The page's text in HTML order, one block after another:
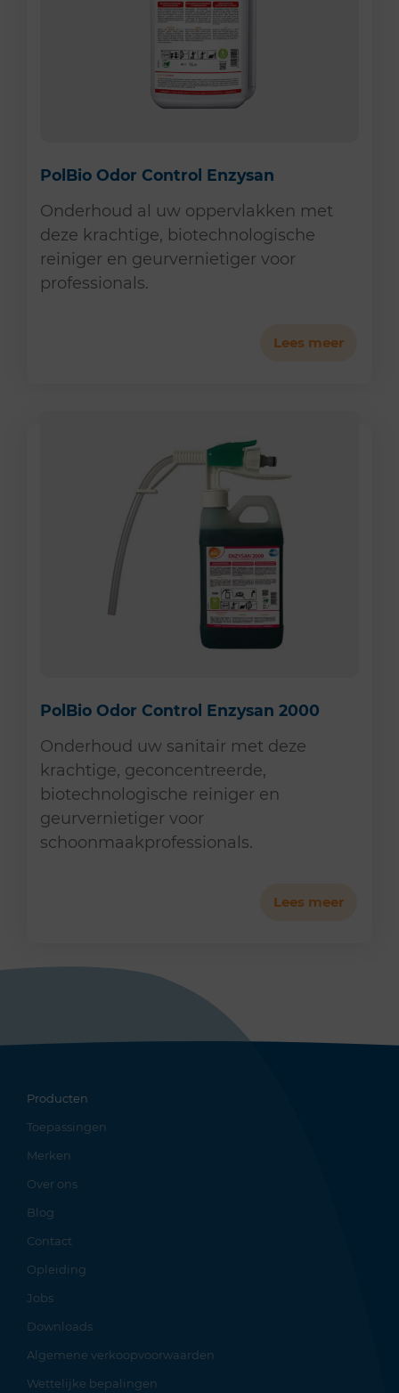
PolBio Odor Control Enzysan
Onderhoud al uw oppervlakken met
deze krachtige, biotechnologische
reiniger en geurvernietiger voor
professionals.
Lees meer
PolBio Odor Control Enzysan 2000
Onderhoud uw sanitair met deze
krachtige, geconcentreerde,
biotechnologische reiniger en
geurvernietiger voor
schoonmaakprofessionals.
Lees meer
Producten
Toepassingen
Merken
Over ons
Blog
Contact
Opleiding
Jobs
Downloads
Algemene verkoopvoorwaarden
Wettelijke bepalingen